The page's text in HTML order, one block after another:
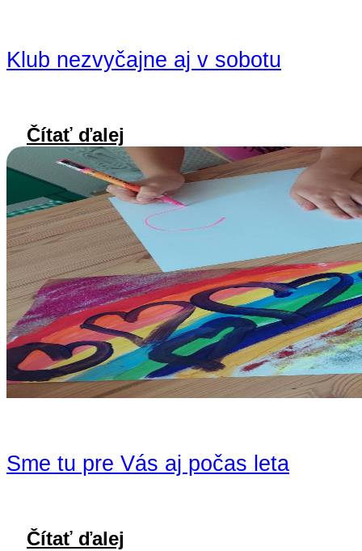
Klub nezvyčajne aj v sobotu
Čítať ďalej
Sme tu pre Vás aj počas leta
Čítať ďalej